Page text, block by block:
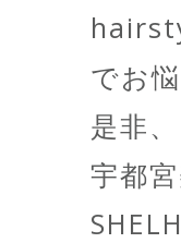
でお
是非
宇都